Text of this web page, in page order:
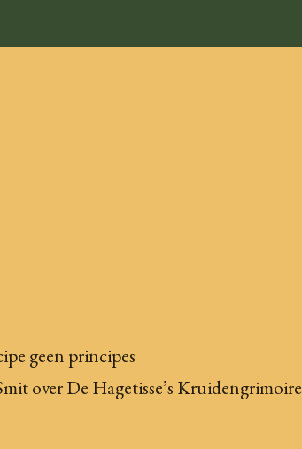
geen principes
over De Hagetisse’s Kruidengrimoire